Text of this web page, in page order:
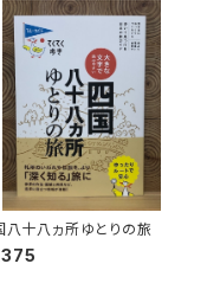
八十八ヵ所ゆとりの旅